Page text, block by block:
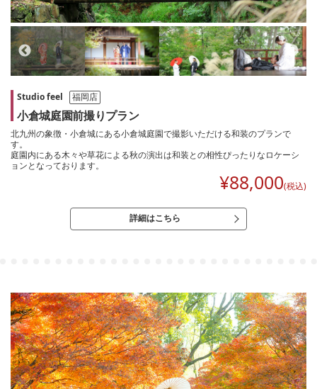
Studio feel 福岡店
小倉城庭園前撮りプラン
北九州の象徴・小倉城にある小倉城庭園で撮影いただける和装のプランで
す。
庭園内にある木々や草花による秋の演出は和装との相性ぴったりなロケーシ
ョンとなっております。
¥88,000(税込)
詳細はこちら